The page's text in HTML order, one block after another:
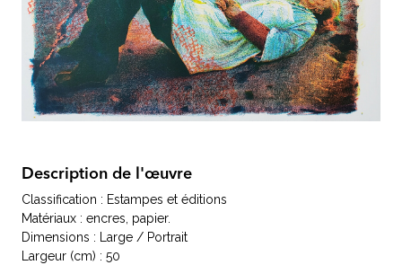
Description de l'œuvre
Classification : Estampes et éditions
Matériaux : encres, papier.
Dimensions : Large / Portrait
Largeur (cm) : 50